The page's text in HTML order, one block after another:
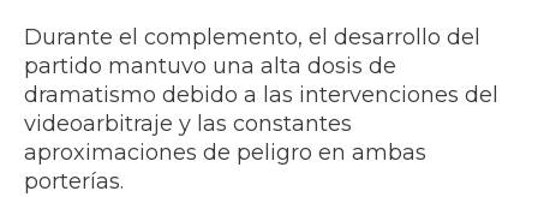
Durante el complemento, el desarrollo del
partido mantuvo una alta dosis de
dramatismo debido a las intervenciones del
videoarbitraje y las constantes
aproximaciones de peligro en ambas
porterías.